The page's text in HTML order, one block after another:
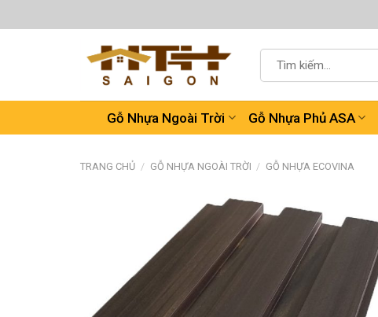
đến
kiếm:
Gỗ Nhựa Ngoài Trời Gỗ Nhựa Phủ ASA
TRANG CHỦ / GỖ NHỰA NGOÀI TRỜI / GỖ NHỰA ECOVINA